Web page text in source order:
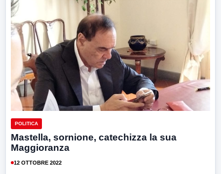
POLITICA
Mastella, sornione, catechizza la sua
Maggioranza
12 OTTOBRE 2022